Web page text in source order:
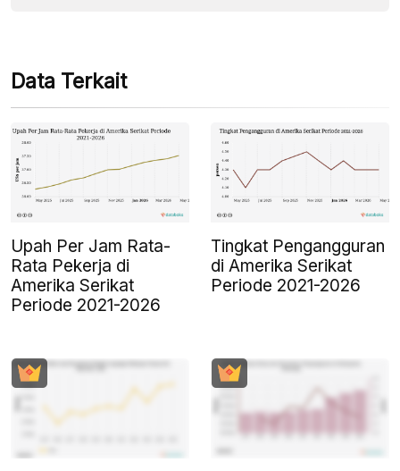
Data Terkait
Upah Per Jam Rata-
Rata Pekerja di
Amerika Serikat
Periode 2021-2026
Tingkat Pengangguran
di Amerika Serikat
Periode 2021-2026